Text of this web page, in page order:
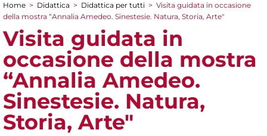
Tu sei qui
Home > Didattica > Didattica per tutti > Visita guidata in occasione
della mostra “Annalia Amedeo. Sinestesie. Natura, Storia, Arte"
Visita guidata in
occasione della mostra
“Annalia Amedeo.
Sinestesie. Natura,
Storia, Arte"